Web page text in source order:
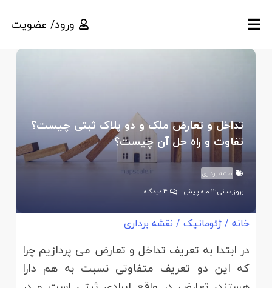
ورود/ عضویت
تداخل و تعارض ملک و دو پلاک ثبتی چیست؟
تفاوت و راه حل آن چیست؟
نقشه برداری
بروزرسانی:11 ماه پیش 4دیدگاه
خانه /ژئوماتیک / نقشه برداری
در ابتدا به تعریف تداخل و تعارض می پردازیم چرا
که این دو تعریف متفاوتی نسبت به هم دارا